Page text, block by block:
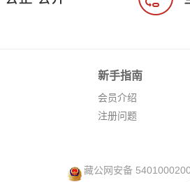
新手指南
会员介绍
注册问题
藏公网安备